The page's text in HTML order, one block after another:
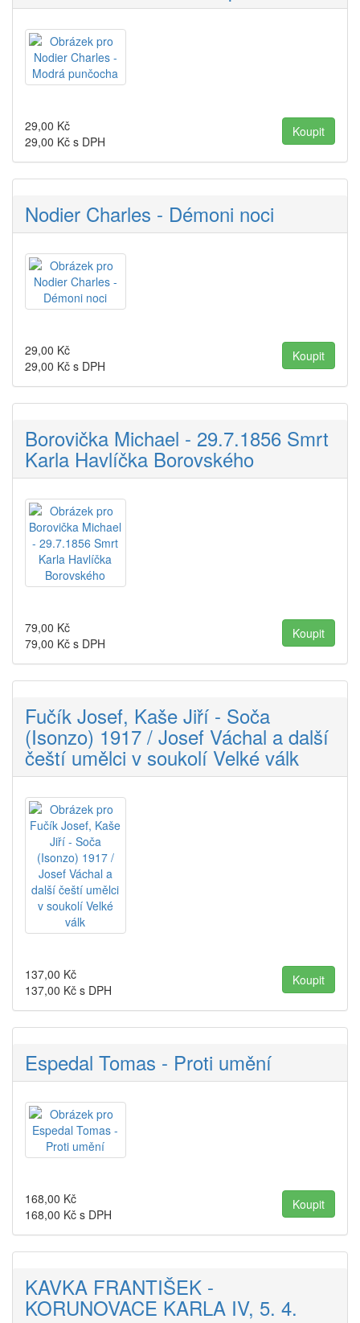
29,00 Kč
29,00 Kč s DPH
Nodier Charles - Démoni noci
29,00 Kč
29,00 Kč s DPH
Borovička Michael - 29.7.1856 Smrt
Karla Havlíčka Borovského
79,00 Kč
79,00 Kč s DPH
Fučík Josef, Kaše Jiří - Soča
(Isonzo) 1917 / Josef Váchal a další
čeští umělci v soukolí Velké válk
137,00 Kč
137,00 Kč s DPH
Espedal Tomas - Proti umění
168,00 Kč
168,00 Kč s DPH
KAVKA FRANTIŠEK -
KORUNOVACE KARLA IV, 5. 4.